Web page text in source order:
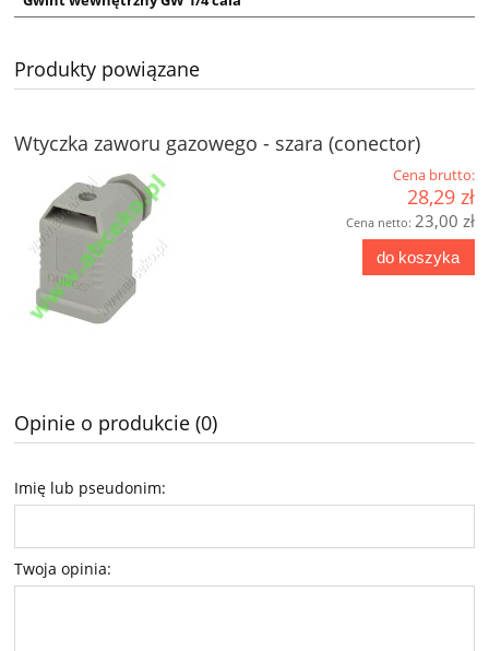
Produkty powiązane
Wtyczka zaworu gazowego - szara (conector)
Cena brutto:
28,29 zł
Cena netto: 23,00 zł
do koszyka
Opinie o produkcie (0)
Imię lub pseudonim:
Twoja opinia: